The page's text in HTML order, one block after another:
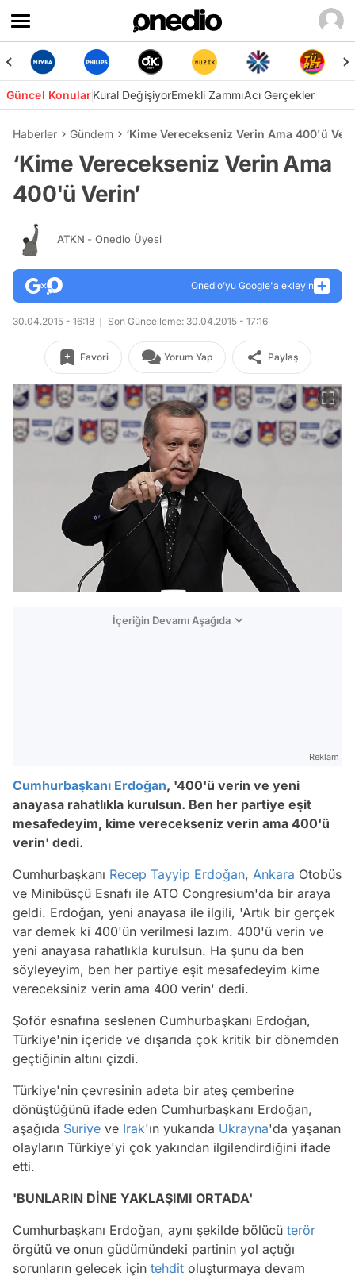
Güncel KonularKural DeğişiyorEmekli ZammıAcı Gerçekler
Haberler Gündem ‘Kime Verecekseniz Verin Ama 400'ü
‘Kime Verecekseniz Verin Ama
400'ü Verin’
ATKN - Onedio Üyesi
Onedio’yu Google'a ekleyin
30.04.2015 - 16:18 Son Güncelleme: 30.04.2015 - 17:16
Favori Yorum Yap Paylaş
İçeriğin Devamı Aşağıda
Reklam
Cumhurbaşkanı Erdoğan, '400'ü verin ve yeni
anayasa rahatlıkla kurulsun. Ben her partiye eşit
mesafedeyim, kime verecekseniz verin ama 400'ü
verin' dedi.
Cumhurbaşkanı Recep Tayyip Erdoğan, Ankara Otobüs
ve Minibüsçü Esnafı ile ATO Congresium'da bir araya
geldi. Erdoğan, yeni anayasa ile ilgili, 'Artık bir gerçek
var demek ki 400'ün verilmesi lazım. 400'ü verin ve
yeni anayasa rahatlıkla kurulsun. Ha şunu da ben
söyleyeyim, ben her partiye eşit mesafedeyim kime
vereceksiniz verin ama 400 verin' dedi.
Şoför esnafına seslenen Cumhurbaşkanı Erdoğan,
Türkiye'nin içeride ve dışarıda çok kritik bir dönemden
geçtiğinin altını çizdi.
Türkiye'nin çevresinin adeta bir ateş çemberine
dönüştüğünü ifade eden Cumhurbaşkanı Erdoğan,
aşağıda Suriye ve Irak'ın yukarıda Ukrayna'da yaşanan
olayların Türkiye'yi çok yakından ilgilendirdiğini ifade
etti.
'BUNLARIN DİNE YAKLAŞIMI ORTADA'
Cumhurbaşkanı Erdoğan, aynı şekilde bölücü terör
örgütü ve onun güdümündeki partinin yol açtığı
sorunların gelecek için tehdit oluşturmaya devam